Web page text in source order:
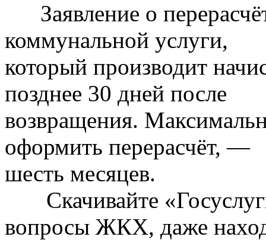
Заявление о
коммунальной услуги,
который производит
позднее 30 дней после
возвращения.
оформить перерасчёт, —
шесть месяцев.
Скачивайте
вопросы ЖКХ, даже